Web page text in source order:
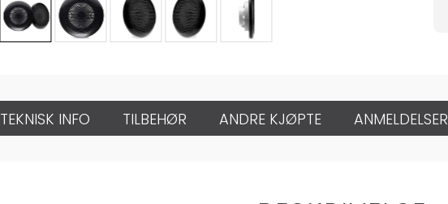
TEKNISK INFO TILBEHØR ANDRE KJØPTE ANMELDELSER